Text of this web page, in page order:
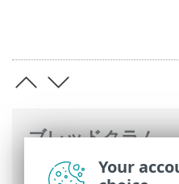
ブレッドクラム
ESETオンラインヘル
Your